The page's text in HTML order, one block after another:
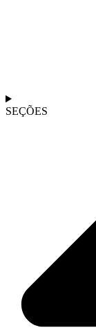
SEÇÕES